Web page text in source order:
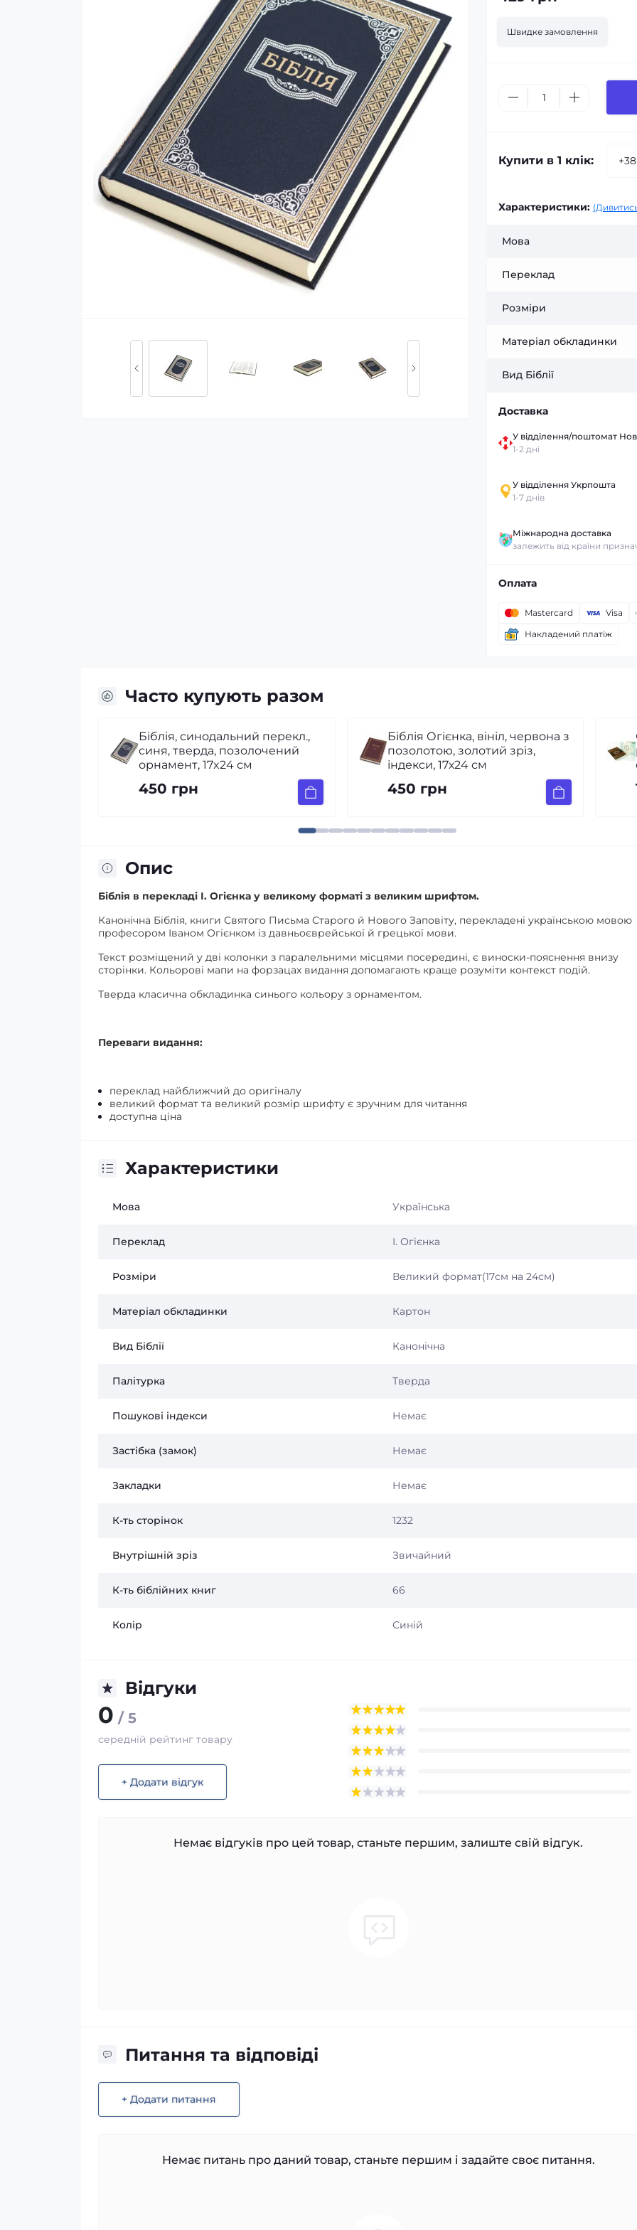
Швидке замовлення
Купити в 1 клік:
Характеристики:
Мова
Переклад
Розміри
Матеріал обкладинки
Вид Біблії
Доставка
У відділення/поштомат
1-2 дні
У відділення Укрпошта
1-7 днів
Міжнародна доставка
залежить від країни
Оплата
Mastercard
Visa
Накладений платіж
Часто купують разом
Біблія Огієнка, вініл, червона з
позолотою, золотий зріз,
індекси, 17х24 см
450 грн
Сімейна настільна Біблія
російською мовою (з
футляром)
1 800 грн
Опис
Біблія в перекладі І. Огієнка у великому форматі з великим шрифтом.
Канонічна Біблія, книги Святого Письма Старого й Нового Заповіту, перекладені українською мовою
професором Іваном Огієнком із давньоєврейської й грецької мови.
Текст розміщений у дві колонки з паралельними місцями посередині, є виноски-пояснення внизу
сторінки. Кольорові мапи на форзацах видання допомагають краще розуміти контекст подій.
Тверда класична обкладинка синього кольору з орнаментом.
Переваги видання:
переклад найближчий до оригіналу
великий формат та великий розмір шрифту є зручним для читання
доступна ціна
Характеристики
Мова Українська
Переклад І. Огієнка
Розміри Великий формат(17см на 24см)
Матеріал обкладинки Картон
Вид Біблії Канонічна
Палітурка Тверда
Пошукові індекси Немає
Застібка (замок) Немає
Закладки Немає
К-ть сторінок 1232
Внутрішній зріз Звичайний
К-ть біблійних книг 66
Колір Синій
Відгуки
0 / 5
середній рейтинг товару
+ Додати відгук
Немає відгуків про цей товар, станьте першим, залиште свій відгук.
Питання та відповіді
+ Додати питання
Немає питань про даний товар, станьте першим і задайте своє питання.